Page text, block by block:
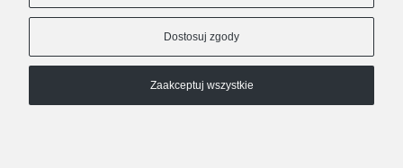
11.W przypadku pytań prosimy o kontakt: warsztaty@male-
Dostosuj zgody
Zaakceptuj wszystkie